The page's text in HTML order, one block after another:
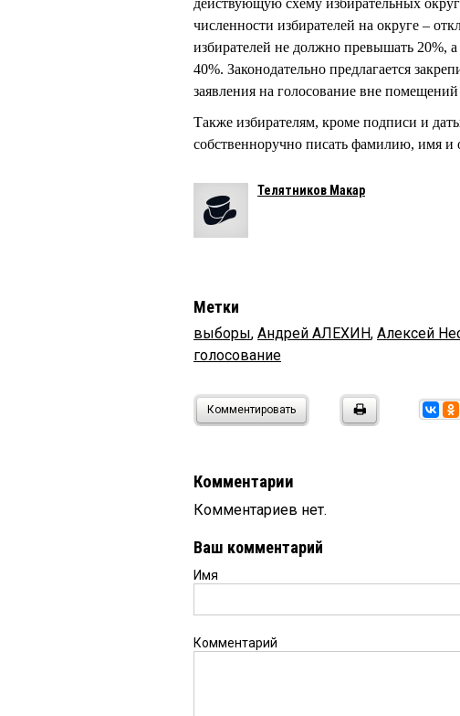
действующую схему избирательных
численности избирателей на округе –
избирателей не должно превышать 20%,
40%. Законодательно предлагается
заявления на голосование вне помещений
Также избирателям, кроме подписи и
собственноручно писать фамилию, имя и
Телятников Макар
Метки
выборы, Андрей АЛЕХИН, Алексей
голосование
Комментировать
Комментарии
Комментариев нет.
Ваш комментарий
Имя
Комментарий